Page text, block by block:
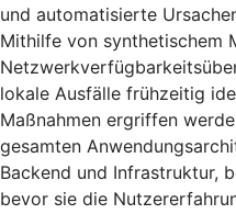
und automatisierte
Mithilfe von synthetischem
lokale Ausfälle frühzeitig
Maßnahmen ergriffen
gesamten
Backend und Infrastruktur,
bevor sie die